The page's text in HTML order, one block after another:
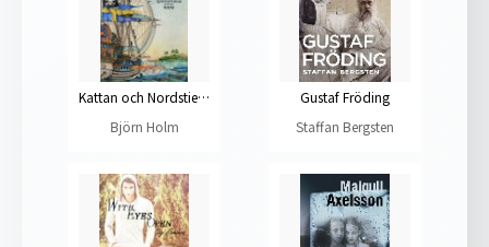
Kattan och Nordstiernan : Sjörövarroman
Björn Holm
Gustaf Fröding
Staffan Bergsten